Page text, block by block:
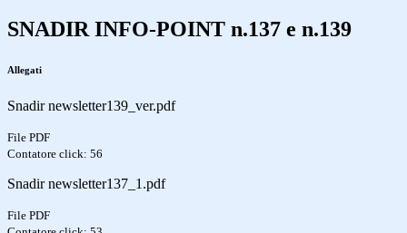
SNADIR INFO-POINT n.137 e n.139
Allegati
Snadir newsletter139_ver.pdf
File PDF
Contatore click: 56
Snadir newsletter137_1.pdf
File PDF